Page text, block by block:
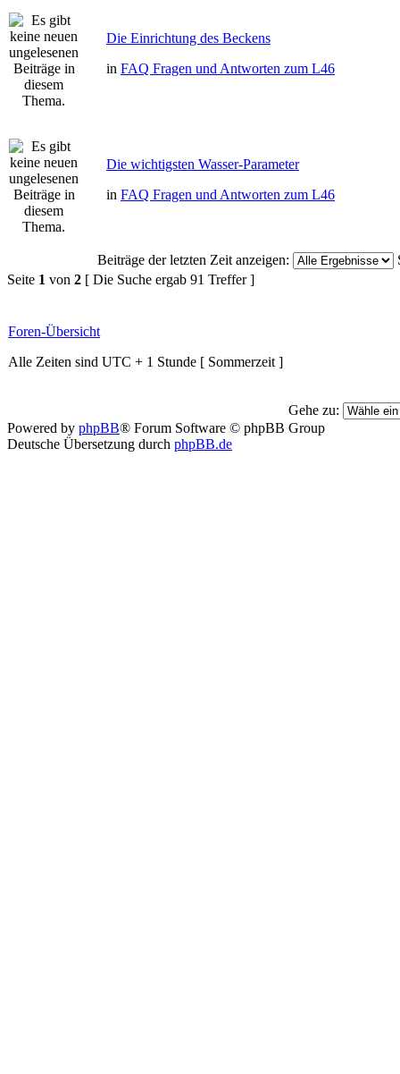
Die Einrichtung des Beckens
in FAQ Fragen und Antworten zum L46
Die wichtigsten Wasser-Parameter
in FAQ Fragen und Antworten zum L46
Beiträge der letzten Zeit anzeigen:
Seite 1 von 2 [ Die Suche ergab 91 Treffer ]
Foren-Übersicht
Alle Zeiten sind UTC + 1 Stunde [ Sommerzeit ]
Gehe zu:
Powered by phpBB® Forum Software © phpBB Group
Deutsche Übersetzung durch phpBB.de